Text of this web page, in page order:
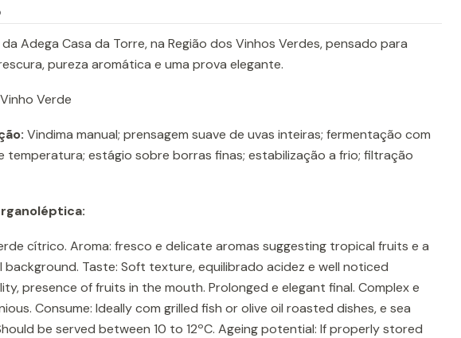
Adega Casa da Torre, na Região dos Vinhos Verdes, pensado para
pureza aromática e uma prova elegante.
Vinho Verde
Vindima manual; prensagem suave de uvas inteiras; fermentação com
temperatura; estágio sobre borras finas; estabilização a frio; filtração
cítrico. Aroma: fresco e delicate aromas suggesting tropical fruits e a
background. Taste: Soft texture, equilibrado acidez e well noticed
presence of fruits in the mouth. Prolonged e elegant final. Complex e
Consume: Ideally com grilled fish or olive oil roasted dishes, e sea
be served between 10 to 12ºC. Ageing potential: If properly stored